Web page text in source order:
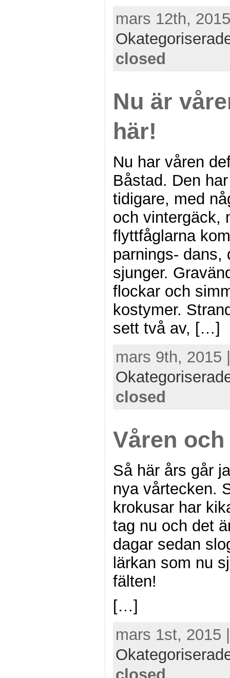
mars 12th,
closed
Nu är
här!
Nu har våren
Båstad. Den
tidigare, med
och vintergäck,
flyttfåglarna
parnings- dans,
sjunger.
flockar och
kostymer.
sett två av, […]
mars 9th, 2015
closed
Våren
Så här års går
nya vårtecken.
krokusar har
tag nu och det
dagar sedan
lärkan som nu
fälten!
[…]
mars 1st, 2015